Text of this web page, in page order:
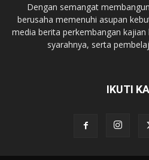
Dengan semangat
berusaha memenuhi asupan
media berita perkembangan kajian
syarahnya, serta
IKUTI